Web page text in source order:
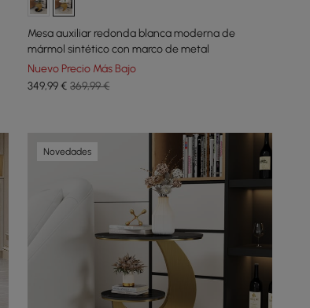
Mesa auxiliar redonda blanca moderna de
mármol sintético con marco de metal
Nuevo Precio Más Bajo
349,99€ 369,99 €
Novedades